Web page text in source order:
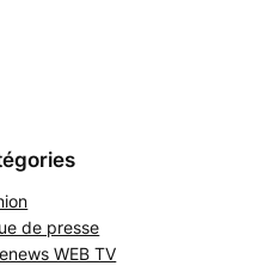
de presse
WEB TV